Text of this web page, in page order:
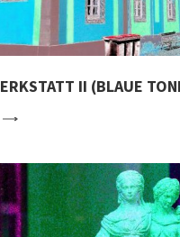
II (BLAUE